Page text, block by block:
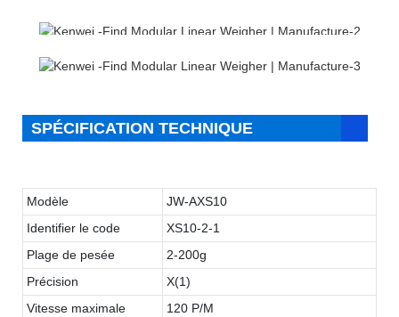
SPÉCIFICATION TECHNIQUE
Modèle
JW-AXS10
Identifier le code
XS10-2-1
Plage de pesée
2-200g
Précision
X(1)
Vitesse maximale
120 P/M